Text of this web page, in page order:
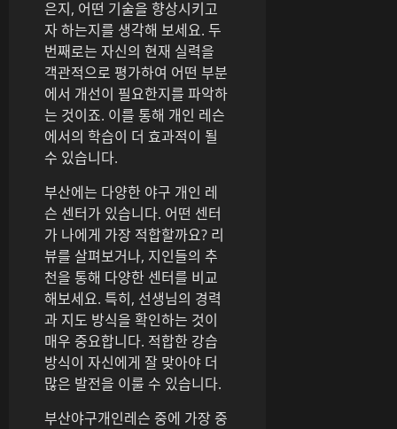
은지, 어떤 기술을 향상시키고
자 하는지를 생각해 보세요. 두
번째로는 자신의 현재 실력을
객관적으로 평가하여 어떤 부분
에서 개선이 필요한지를 파악하
는 것이죠. 이를 통해 개인 레슨
에서의 학습이 더 효과적이 될
수 있습니다.
부산에는 다양한 야구 개인 레
슨 센터가 있습니다. 어떤 센터
가 나에게 가장 적합할까요? 리
뷰를 살펴보거나, 지인들의 추
천을 통해 다양한 센터를 비교
해보세요. 특히, 선생님의 경력
과 지도 방식을 확인하는 것이
매우 중요합니다. 적합한 강습
방식이 자신에게 잘 맞아야 더
많은 발전을 이룰 수 있습니다.
부산야구개인레슨 중에 가장 중